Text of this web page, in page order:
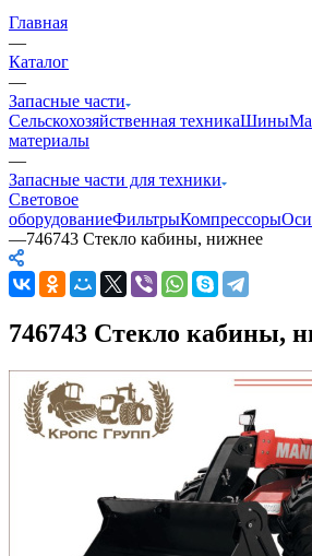
Главная
—
Каталог
—
Запасные части
Сельскохозяйственная техникаШины
материалы
—
Запасные части для техники
Световое
оборудованиеФильтрыКомпрессорыОси
—746743 Стекло кабины, нижнее
746743 Стекло кабины,